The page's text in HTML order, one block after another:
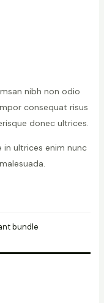
nibh non odio
consequat risus
donec ultrices.
in ultrices enim nunc
bundle